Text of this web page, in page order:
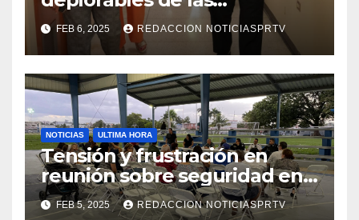
facilidades el Departamento
de la Salud en Mayagüez
FEB 6, 2025 REDACCION NOTICIASPRTV
NOTICIAS ULTIMA HORA
Tensión y frustración en
reunión sobre seguridad en
Reparto Metropolitano
FEB 5, 2025 REDACCION NOTICIASPRTV